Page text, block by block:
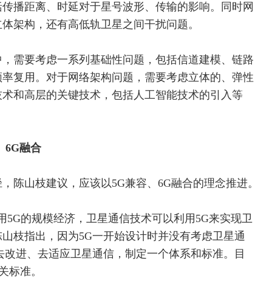
播距离、时延对于星号波形、传输的影响。同时网
架构，还有高低轨卫星之间干扰问题。
需要考虑一系列基础性问题，包括信道建模、链路
复用。对于网络架构问题，需要考虑立体的、弹性
和高层的关键技术，包括人工智能技术的引入等
6G融合
陈山枝建议，应该以5G兼容、6G融合的理念推进。
5G的规模经济， 卫星通信技术可以利用5G来实现卫
枝指出，因为5G一开始设计时并没有考虑卫星通
进、去适应卫星通信，制定一个体系和标准。目
标准。